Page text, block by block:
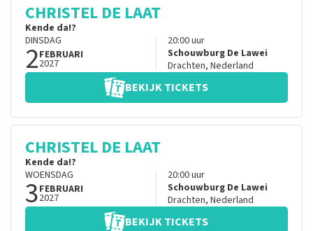
CHRISTEL DE LAAT
Kende da!?
DINSDAG
2FEBRUARI
2027
20:00uur
Schouwburg De Lawei
Drachten, Nederland
BEKIJK TICKETS
CHRISTEL DE LAAT
Kende da!?
WOENSDAG
3FEBRUARI
2027
20:00uur
Schouwburg De Lawei
Drachten, Nederland
BEKIJK TICKETS